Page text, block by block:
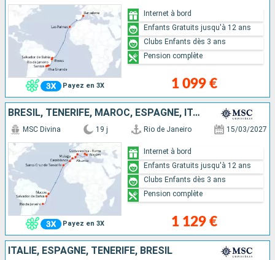
Payez en 3X 1 099 €
Internet à bord
Enfants Gratuits jusqu'à 12 ans
Clubs Enfants dès 3 ans
Pension complète
BRÉSIL, TENERIFE, MAROC, ESPAGNE, ITALIE
Payez en 3X
MSC Divina 19 j Rio de Janeiro 15/03/2027
1 129 €
Internet à bord
Enfants Gratuits jusqu'à 12 ans
Clubs Enfants dès 3 ans
Pension complète
ITALIE, ESPAGNE, TENERIFE, BRÉSIL